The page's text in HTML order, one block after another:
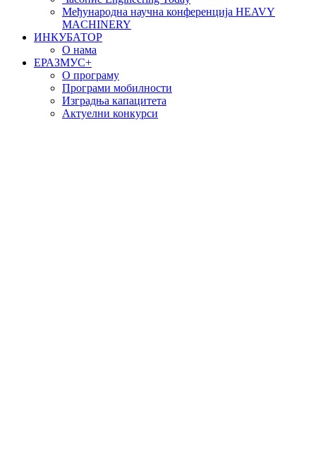
Међународна научна конференција HEAVY
MACHINERY
ИНКУБАТОР
О нама
EРАЗМУС+
О програму
Програми мобилности
Изградња капацитета
Актуелни конкурси